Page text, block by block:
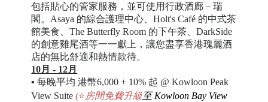
包括貼心的管家服務，並可使用行政酒廊－瑞
閣。Asaya 的綜合護理中心、Holt's Café 的中式茶
館美食、The Butterfly Room 的下午茶、DarkSide
的創意雞尾酒等一一獻上，讓您盡享香港瑰麗酒
店的無比舒適和熱情款待。
10月 - 12月
▪每晚平均 港幣6,000 + 10% 起 @ Kowloon Peak
View Suite(⭐房間免費升級至Kowloon Bay View